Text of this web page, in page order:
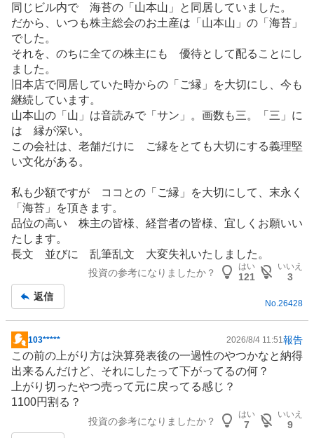
同じビル内で 海苔の「山本山」と同居していました。
だから、いつも株主総会のお土産は「山本山」の「海苔」
でした。
それを、のちに全ての株主にも 優待として配ることにし
ました。
旧本店で同居していた時からの「ご縁」を大切にし、今も
継続しています。
山本山の「山」は音読みで「サン」。画数も三。「三」に
は 縁が深い。
この会社は、老舗だけに ご縁をとても大切にする義理堅
い文化がある。
私も少額ですが ココとの「ご縁」を大切にして、末永く
「海苔」を頂きます。
品位の高い 株主の皆様、経営者の皆様、宜しくお願いい
たします。
長文 並びに 乱筆乱文 大変失礼いたしました。
投資の参考になりましたか？
はい
121
いいえ
3
返信
No.26428
掲
示
板
記
事
103***** 2026/8/4 11:51報告
この前の上がり方は決算発表後の一過性のやつかなと納得
出来るんだけど、それにしたって下がってるの何？
上がり切ったやつ売って元に戻ってる感じ？
1100円割る？
投資の参考になりましたか？
はい
7
いいえ
9